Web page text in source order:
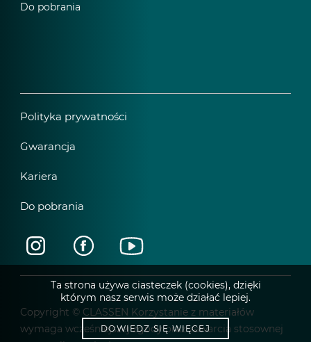
Do pobrania
Polityka prywatności
Gwarancja
Kariera
Do pobrania
Copyright © CLASSEN Korzystanie z materiałów
wymaga wcześniejszej zgody oraz zawarcia stosownej
Ta strona używa ciasteczek (cookies), dzięki
którym nasz serwis może działać lepiej.
DOWIEDZ SIĘ WIĘCEJ